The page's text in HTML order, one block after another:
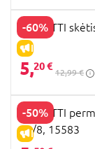
-60%
PERLETTI
5,20 €
12,99 €
-50%
PERLETTI
42/8, 15583